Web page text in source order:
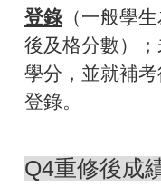
登錄（一般學
後及格分數）
學分，並就補
登錄。
Q4重修後成